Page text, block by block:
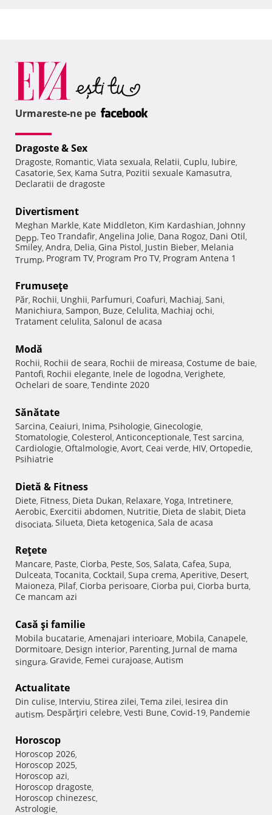
Urmareste-ne pe
Dragoste & Sex
Dragoste, Romantic, Viata sexuala, Relatii, Cuplu, Iubire,
Casatorie, Sex, Kama Sutra, Pozitii sexuale Kamasutra,
Declaratii de dragoste
Divertisment
Meghan Markle, Kate Middleton, Kim Kardashian, Johnny
Depp, Teo Trandafir, Angelina Jolie, Dana Rogoz, Dani Otil,
Smiley, Andra, Delia, Gina Pistol, Justin Bieber, Melania
Trump, Program TV, Program Pro TV, Program Antena 1
Frumuseţe
Păr, Rochii, Unghii, Parfumuri, Coafuri, Machiaj, Sani,
Manichiura, Sampon, Buze, Celulita, Machiaj ochi,
Tratament celulita, Salonul de acasa
Modă
Rochii, Rochii de seara, Rochii de mireasa, Costume de baie,
Pantofi, Rochii elegante, Inele de logodna, Verighete,
Ochelari de soare, Tendinte 2020
Sănătate
Sarcina, Ceaiuri, Inima, Psihologie, Ginecologie,
Stomatologie, Colesterol, Anticonceptionale, Test sarcina,
Cardiologie, Oftalmologie, Avort, Ceai verde, HIV, Ortopedie,
Psihiatrie
Dietă & Fitness
Diete, Fitness, Dieta Dukan, Relaxare, Yoga, Intretinere,
Aerobic, Exercitii abdomen, Nutritie, Dieta de slabit, Dieta
disociata, Silueta, Dieta ketogenica, Sala de acasa
Reţete
Mancare, Paste, Ciorba, Peste, Sos, Salata, Cafea, Supa,
Dulceata, Tocanita, Cocktail, Supa crema, Aperitive, Desert,
Maioneza, Pilaf, Ciorba perisoare, Ciorba pui, Ciorba burta,
Ce mancam azi
Casă şi familie
Mobila bucatarie, Amenajari interioare, Mobila, Canapele,
Dormitoare, Design interior, Parenting, Jurnal de mama
singura, Gravide, Femei curajoase, Autism
Actualitate
Din culise, Interviu, Stirea zilei, Tema zilei, Iesirea din
autism, Despărţiri celebre, Vesti Bune, Covid-19, Pandemie
Horoscop
Horoscop 2026,
Horoscop 2025,
Horoscop azi,
Horoscop dragoste,
Horoscop chinezesc,
Astrologie,